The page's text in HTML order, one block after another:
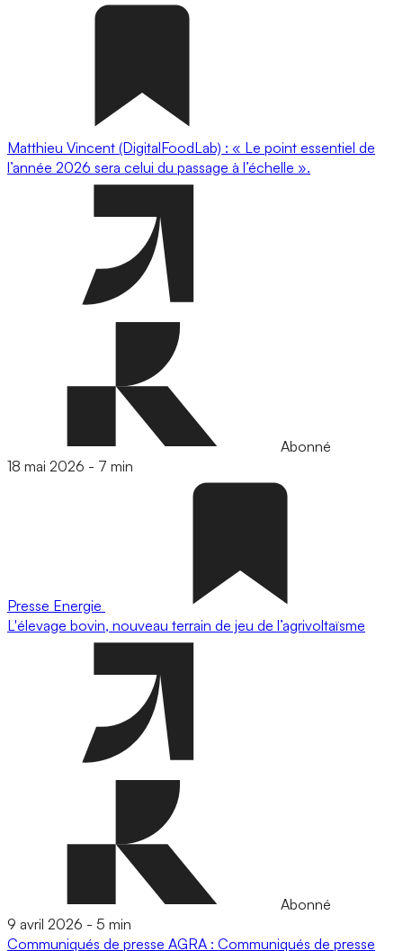
Matthieu Vincent (DigitalFoodLab) : « Le point essentiel de
l’année 2026 sera celui du passage à l’échelle ».
Abonné
18 mai 2026 - 7 min
Presse Energie
L'élevage bovin, nouveau terrain de jeu de l’agrivoltaïsme
Abonné
9 avril 2026 - 5 min
Communiqués de presse AGRA : Communiqués de presse